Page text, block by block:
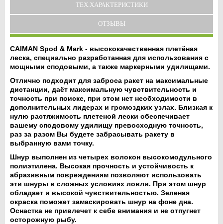
ТЕХ.ХАРАКТЕРИСТИКИ
ОТЗЫВЫ
CAIMAN Spod & Mark - высококачественная плетёная
леска, специально разработанная для использования с
мощными сподовыми, а также маркерными удилищами.
Отлично подходит для заброса ракет на максимальные
дистанции, даёт максимальную чувствительность и
точность при поиске, при этом нет необходимости в
дополнительных лидерах и громоздких узлах. Близкая к
нулю растяжимость плетеной лески обеспечивает
вашему сподовому удилищу превосходную точность,
раз за разом Вы будете забрасывать ракету в
выбранную вами точку.
Шнур выполнен из четырех волокон высокомодульного
полиэтилена. Высокая прочность и устойчивость к
абразивным повреждениям позволяют использовать
эти шнуры в сложных условиях ловли. При этом шнур
обладает и высокой чувствительностью. Зеленая
окраска поможет замаскировать шнур на фоне дна.
Оснастка не привлечет к себе внимания и не отпугнет
осторожную рыбу.